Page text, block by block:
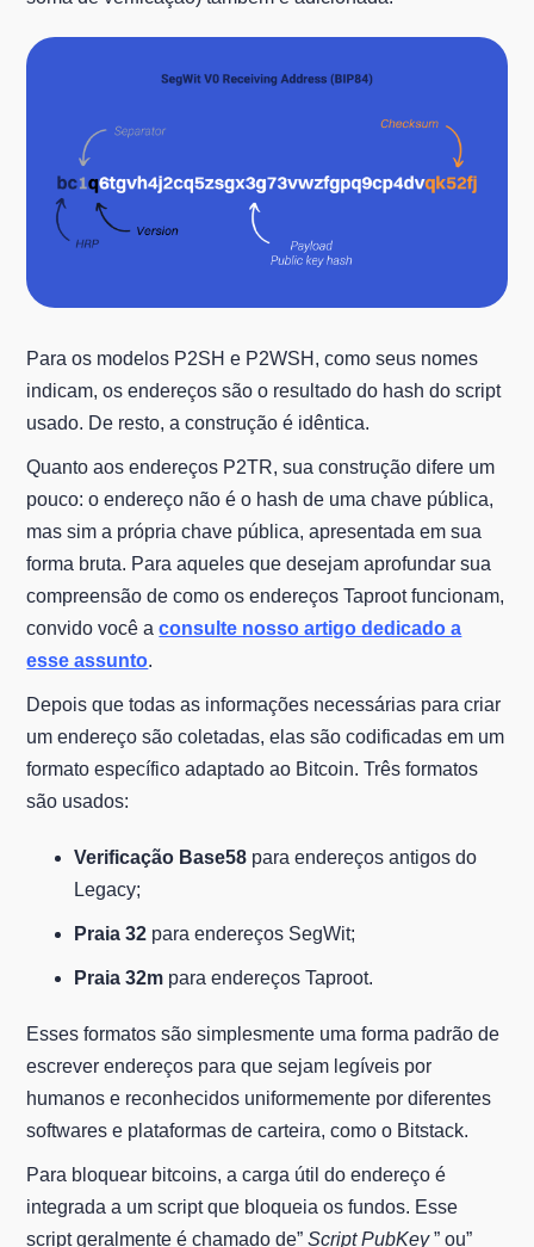
Para os modelos P2SH e P2WSH, como seus nomes
indicam, os endereços são o resultado do hash do script
usado. De resto, a construção é idêntica.
Quanto aos endereços P2TR, sua construção difere um
pouco: o endereço não é o hash de uma chave pública,
mas sim a própria chave pública, apresentada em sua
forma bruta. Para aqueles que desejam aprofundar sua
compreensão de como os endereços Taproot funcionam,
convido você aconsulte nosso artigo dedicado a
esse assunto.
Depois que todas as informações necessárias para criar
um endereço são coletadas, elas são codificadas em um
formato específico adaptado ao Bitcoin. Três formatos
são usados:
Verificação Base58 para endereços antigos do
Legacy;
Praia 32 para endereços SegWit;
Praia 32m para endereços Taproot.
Esses formatos são simplesmente uma forma padrão de
escrever endereços para que sejam legíveis por
humanos e reconhecidos uniformemente por diferentes
softwares e plataformas de carteira, como o Bitstack.
Para bloquear bitcoins, a carga útil do endereço é
integrada a um script que bloqueia os fundos. Esse
script geralmente é chamado de”Script PubKey” ou”